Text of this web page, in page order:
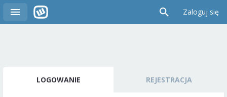
Zaloguj się
LOGOWANIE REJESTRACJA